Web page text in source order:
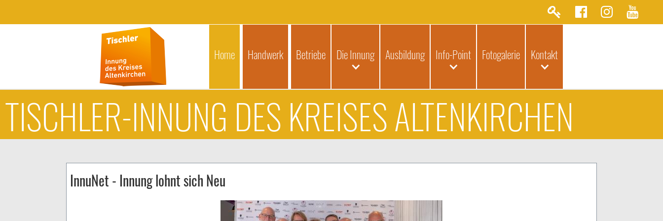
Home Handwerk Betriebe Die Innung Ausbildung Info-Point Fotogalerie Kontakt
TISCHLER-INNUNG DES KREISES ALTENKIRCHEN
InnuNet - Innung lohnt sich Neu